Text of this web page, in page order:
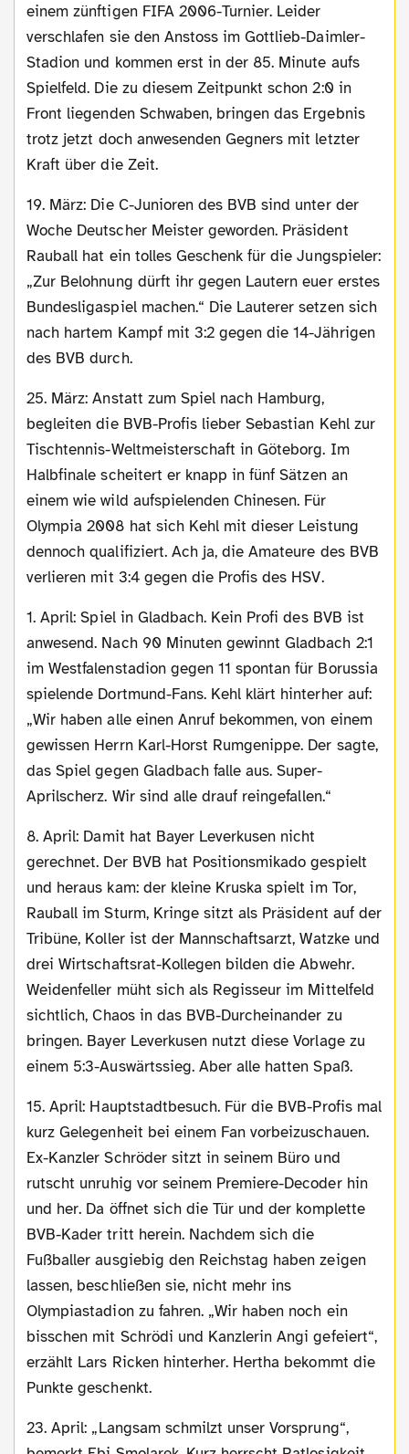
einem zünftigen FIFA 2006-Turnier. Leider
verschlafen sie den Anstoss im Gottlieb-Daimler-
Stadion und kommen erst in der 85. Minute aufs
Spielfeld. Die zu diesem Zeitpunkt schon 2:0 in
Front liegenden Schwaben, bringen das Ergebnis
trotz jetzt doch anwesenden Gegners mit letzter
Kraft über die Zeit.
19. März: Die C-Junioren des BVB sind unter der
Woche Deutscher Meister geworden. Präsident
Rauball hat ein tolles Geschenk für die Jungspieler:
„Zur Belohnung dürft ihr gegen Lautern euer erstes
Bundesligaspiel machen.“ Die Lauterer setzen sich
nach hartem Kampf mit 3:2 gegen die 14-Jährigen
des BVB durch.
25. März: Anstatt zum Spiel nach Hamburg,
begleiten die BVB-Profis lieber Sebastian Kehl zur
Tischtennis-Weltmeisterschaft in Göteborg. Im
Halbfinale scheitert er knapp in fünf Sätzen an
einem wie wild aufspielenden Chinesen. Für
Olympia 2008 hat sich Kehl mit dieser Leistung
dennoch qualifiziert. Ach ja, die Amateure des BVB
verlieren mit 3:4 gegen die Profis des HSV.
1. April: Spiel in Gladbach. Kein Profi des BVB ist
anwesend. Nach 90 Minuten gewinnt Gladbach 2:1
im Westfalenstadion gegen 11 spontan für Borussia
spielende Dortmund-Fans. Kehl klärt hinterher auf:
„Wir haben alle einen Anruf bekommen, von einem
gewissen Herrn Karl-Horst Rumgenippe. Der sagte,
das Spiel gegen Gladbach falle aus. Super-
Aprilscherz. Wir sind alle drauf reingefallen.“
8. April: Damit hat Bayer Leverkusen nicht
gerechnet. Der BVB hat Positionsmikado gespielt
und heraus kam: der kleine Kruska spielt im Tor,
Rauball im Sturm, Kringe sitzt als Präsident auf der
Tribüne, Koller ist der Mannschaftsarzt, Watzke und
drei Wirtschaftsrat-Kollegen bilden die Abwehr.
Weidenfeller müht sich als Regisseur im Mittelfeld
sichtlich, Chaos in das BVB-Durcheinander zu
bringen. Bayer Leverkusen nutzt diese Vorlage zu
einem 5:3-Auswärtssieg. Aber alle hatten Spaß.
15. April: Hauptstadtbesuch. Für die BVB-Profis mal
kurz Gelegenheit bei einem Fan vorbeizuschauen.
Ex-Kanzler Schröder sitzt in seinem Büro und
rutscht unruhig vor seinem Premiere-Decoder hin
und her. Da öffnet sich die Tür und der komplette
BVB-Kader tritt herein. Nachdem sich die
Fußballer ausgiebig den Reichstag haben zeigen
lassen, beschließen sie, nicht mehr ins
Olympiastadion zu fahren. „Wir haben noch ein
bisschen mit Schrödi und Kanzlerin Angi gefeiert“,
erzählt Lars Ricken hinterher. Hertha bekommt die
Punkte geschenkt.
23. April: „Langsam schmilzt unser Vorsprung“,